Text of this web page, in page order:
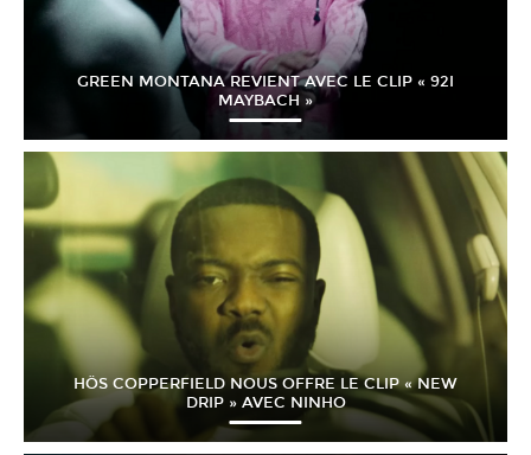
GREEN MONTANA REVIENT AVEC LE CLIP « 92I
MAYBACH »
HÖS COPPERFIELD NOUS OFFRE LE CLIP « NEW
DRIP » AVEC NINHO